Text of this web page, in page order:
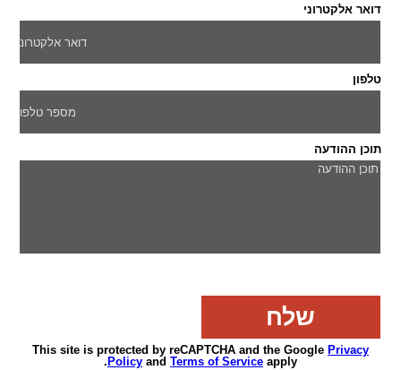
דואר אלקטרוני
טלפון
תוכן ההודעה
This site is protected by reCAPTCHA and the Google Privacy
Policy and Terms of Service apply.